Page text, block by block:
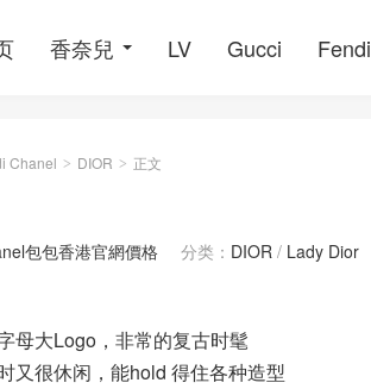
香奈兒 LV Gucci Fendi
Chanel > DIOR > 正文
包包香港官網價格 分类： DIOR / Lady Dior
母大Logo，非常的复古时髦
又很休闲，能hold 得住各种造型